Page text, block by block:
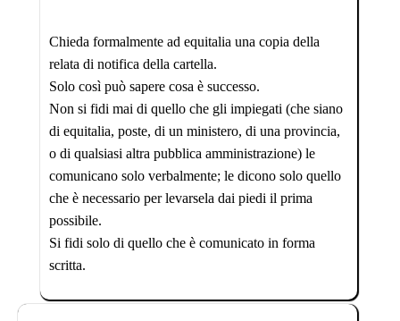
Chieda formalmente ad equitalia una copia della
relata di notifica della cartella.
Solo così può sapere cosa è successo.
Non si fidi mai di quello che gli impiegati (che siano
di equitalia, poste, di un ministero, di una provincia,
o di qualsiasi altra pubblica amministrazione) le
comunicano solo verbalmente; le dicono solo quello
che è necessario per levarsela dai piedi il prima
possibile.
Si fidi solo di quello che è comunicato in forma
scritta.